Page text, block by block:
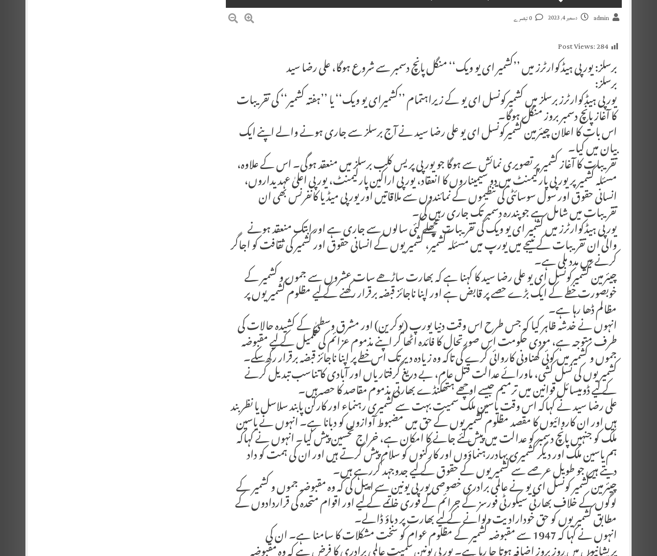
admin دسمبر 4, 2023
Post Views:284
برسلز: یورپی ہیڈکوارٹرز میں ’’کشمیر ای یو ویک‘‘ منگل پانچ دسمبر سے شروع ہوگا، علی رضا سید
برسلز:
یورپی ہیڈکوارٹرز برسلز میں کشمیرکونسل ای یو کے زیراہتمام ’’کشمیرای یو ویک‘‘ یا ’’ہفتہ کشمیر‘‘ کی تقریبات
کا آغاز پانچ دسمبر بروز منگل ہوگا۔
اس بات کا اعلان چیئرمین کشمیرکونسل ای یو علی رضا سید نے آج برسلز سے جاری ہونے والے اپنے ایک
بیان میں کیا۔
تقریبات کا آغاز کشمیر پر تصویری نمائش سے ہوگا جو یورپی پریس کلب برسلز میں منعقد ہوگی۔ اس کے علاوہ،
مسئلہ کشمیر پر یورپی پارلیمنٹ میں دو سیمیناروں کا انعقاد، یورپی اراکین پارلیمنٹ، یورپی اعلیٰ عہدیداروں،
انسانی حقوق اور سول سوسائٹی کی تنظیموں کے نمائندوں سے ملاقاتیں اور یورپی میڈیا کانفرنس بھی ان
تقریبات میں شامل ہے جو پندرہ دسمبر تک جاری رہیں گی۔
یورپی ہیڈکوارٹرز میں کشمیر ای یو ویک کی تقریبات پچھلے کئی سالوں سے جاری ہے اور ابتک منعقد ہونے
والی ان تقریبات کے نتیجے میں یورپ میں مسئلہ کشمیر، کشمیریوں کے انسانی حقوق اور کشمیر کی ثقافت کو اجاگر
کرنے میں مدد ملی ہے۔
چیئرمین کشمیرکونسل ای یو علی رضا سید کا کہنا ہے کہ بھارت ساڑھے سات عشروں سے جموں و کشمیر کے
خوبصورت خطے کے ایک بڑے حصے پر قابض ہے اور اپنا ناجائز قبضہ برقرار رکھنے کے لیے مظلوم کشمیریوں پر
مظالم ڈھا رہا ہے۔
انہوں نے خدشہ ظاہر کیا کہ جس طرح اس وقت دنیا یورپ (یوکرین) اور مشرق وسطیٰ کے کشیدہ حالات کی
طرف متوجہ ہے، مودی حکومت اس صورتحال کا فائدہ اٹھا کر اپنے مذموم عزائم کی تکمیل کے لیے مقبوضہ
جموں و کشمیر میں کوئی گھناونی کاروائی کرے گی تاکہ وہ زیادہ دیر تک اس خطے پر اپنا ناجائز قبضہ برقرار رکھ سکے۔
کشمیریوں کی نسل کشی، ماورائے عدالت قتل عام، بے دریغ گرفتاریاں اور آبادی کا تناسب تبدیل کرنے
کے لیے ڈومیسائل قوانین میں ترمیم جیسے اوچھے ہتھکنڈے بھارتی مذموم مقاصد کا حصہ ہیں۔
علی رضا سید نے کہاکہ اس وقت یاسین ملک سمیت بہت سے کشمیری رہنماء اور کارکن پابند سلاسل یا نظربند
ہیں اور ان کاروائیوں کا مقصد مظلوم کشمیریوں کے حق میں مضبوط آوازوں کو دبانا ہے۔ انہوں نے یاسین
ملک کو جنہیں پانچ دسمبر کو عدالت میں پیش کئے جانے کا امکان ہے، خراج تحسین پیش کیا۔ انہوں نے کہاکہ
ہم یاسین ملک اور دیگر کشمیری بہادررہنماؤوں اور کارکنوں کو سلام پیش کرتے ہیں اور ان کی ہمت کو داد
دیتے ہیں جو طویل عرصے سے کشمیریوں کے حقوق کے لیے جدوجہد کررہے ہیں۔
چیئرمین کشمیر کونسل ای یو نے عالمی برادری خصوصی یورپی یونین سے اپیل کی کہ وہ مقبوضہ جموں و کشمیر کے
لوگوں کے خلاف بھارتی سیکورٹی فورسز کے جرائم کے فوری خاتمے کے لیے اور اقوام متحدہ کی قراردادوں کے
مطابق کشمیریوں کو حق خودارادیت دلوانے کے لیے بھارت پر دباؤ ڈالے۔
انہوں نے کہا کہ 1947 سے مقبوضہ کشمیر کے مظلوم عوام کو سخت مشکلات کا سامنا ہے۔ ان کی